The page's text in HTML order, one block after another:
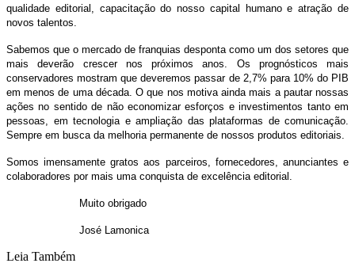
qualidade editorial, capacitação do nosso capital humano e atração de
novos talentos.
Sabemos que o mercado de franquias desponta como um dos setores que
mais deverão crescer nos próximos anos. Os prognósticos mais
conservadores mostram que deveremos passar de 2,7% para 10% do PIB
em menos de uma década. O que nos motiva ainda mais a pautar nossas
ações no sentido de não economizar esforços e investimentos tanto em
pessoas, em tecnologia e ampliação das plataformas de comunicação.
Sempre em busca da melhoria permanente de nossos produtos editoriais.
Somos imensamente gratos aos parceiros, fornecedores, anunciantes e
colaboradores por mais uma conquista de excelência editorial.
Muito obrigado
José Lamonica
Leia Também